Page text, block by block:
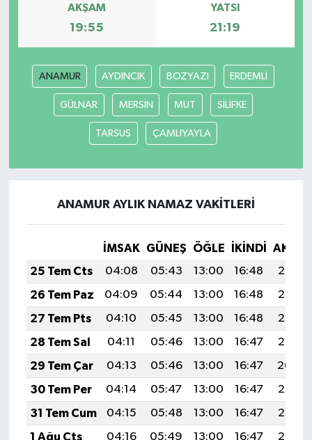
AKŞAM
19:55
YATSI
21:19
ANAMUR AYDINCIK BOZYAZI ERDEMLİ
GÜLNAR MERSİN MUT SİLİFKE
TARSUS ÇAMLIYAYLA
ANAMUR AYLIK NAMAZ VAKITLERI
İMSAK GÜNEŞ ÖĞLE İKINDI
25 Tem Cts
04:08 05:43 13:00 16:48
20:07
26 Tem Paz
04:09 05:44 13:00 16:48
20:07
27 Tem Pts
04:10 05:45 13:00 16:48
20:06
28 Tem Sal
04:11 05:46 13:00 16:47
20:05
29 Tem Çar
04:13 05:46 13:00 16:47
20:04
30 Tem Per
04:14 05:47 13:00 16:47
20:03
31 Tem Cum
04:15 05:48 13:00 16:47
20:02
1 Ağu Cts
04:16 05:49 13:00 16:47
20:02
Bilim ve Teknoloji
Güvenlik
Resmi İlanlar